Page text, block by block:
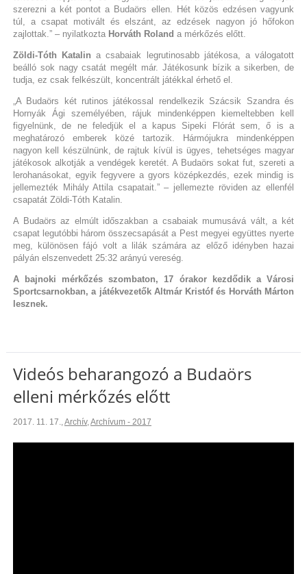
szerezni a két pontot a Budaörs ellen. Hét közös edzésen vagyunk
túl, a csapat motivált és elszánt, az edzések nagyon jó hőfokon
zajlottak.” – nyilatkozta Horváth Roland a mérkőzés előtt.
Zöldi-Tóth Katalin a csabaiak legrutinosabb játékosa, a válogatott
beálló sok nagy csatát megélt már. Játékosunk bízik a sikerben, de
tudja, ez csak felkészült, koncentrált játékkal érhető el.
„A Budaörs két rutinos játékossal rendelkezik Szácsik Szandra és
Hornyák Ági személyében, rájuk mindenképpen kiemeltebben kell
figyelnünk, de ne feledjük el a kapus Sipeki Flórát sem, ő is a
meghatározó emberek közé tartozik. Hármójukra mindenképpen
nagyon kell készülnünk, de rajtuk kívül is ügyes, tehetséges magyar
játékosok alkotják a vendégek keretét. A Budaörs sokat fut, szereti a
lerohanásokat, egyik fegyvere a gyors középkezdés, ezek mindig is
jellemezték Mihály Attila csapatait.” – jellemezte röviden az ellenfél
csapatát Zöldi-Tóth Katalin.
A Budaörs az elmúlt időszakban a csabaiak mumusává vált, a két
csapat legutóbbi három összecsapását a Pest megyei együttes nyerte
meg, különösen fájó volt a lilák számára az előző idényben hazai
pályán elszenvedett 25:32 arányú vereség.
A bajnoki mérkőzés szombaton, 17 órakor kezdődik a Városi
Sportcsarnokban, a játékvezetők Altmár Kristóf és Horváth Márton
lesznek.
Videós beharangozó a Budaörs
elleni mérkőzés előtt
2017. 11. 17.,Archív,Archívum - 2017